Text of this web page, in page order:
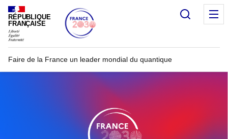
RÉPUBLIQUE
FRANÇAISE
Faire de la France un leader mondial du quantique